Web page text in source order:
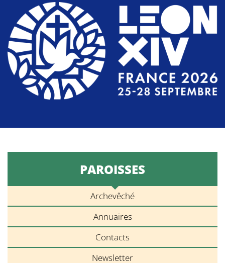
PAROISSES
Archevêché
Annuaires
Contacts
Newsletter